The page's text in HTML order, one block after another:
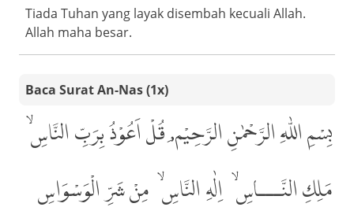
Tiada Tuhan yang layak disembah kecuali Allah.
Allah maha besar.
Baca Surat An-Nas (1x)
بِسْمِ اللّٰهِ الرَّحْمٰنِ الرَّحِيْم,ِ قُلْ اَعُوْذُ بِرَبِّ النَّاسِۙ،
مَلِكِ النَّـــاسِۙ، اِلٰهِ النَّاسِۙ، مِنْ شَرِّ الْوَسْوَاسِ